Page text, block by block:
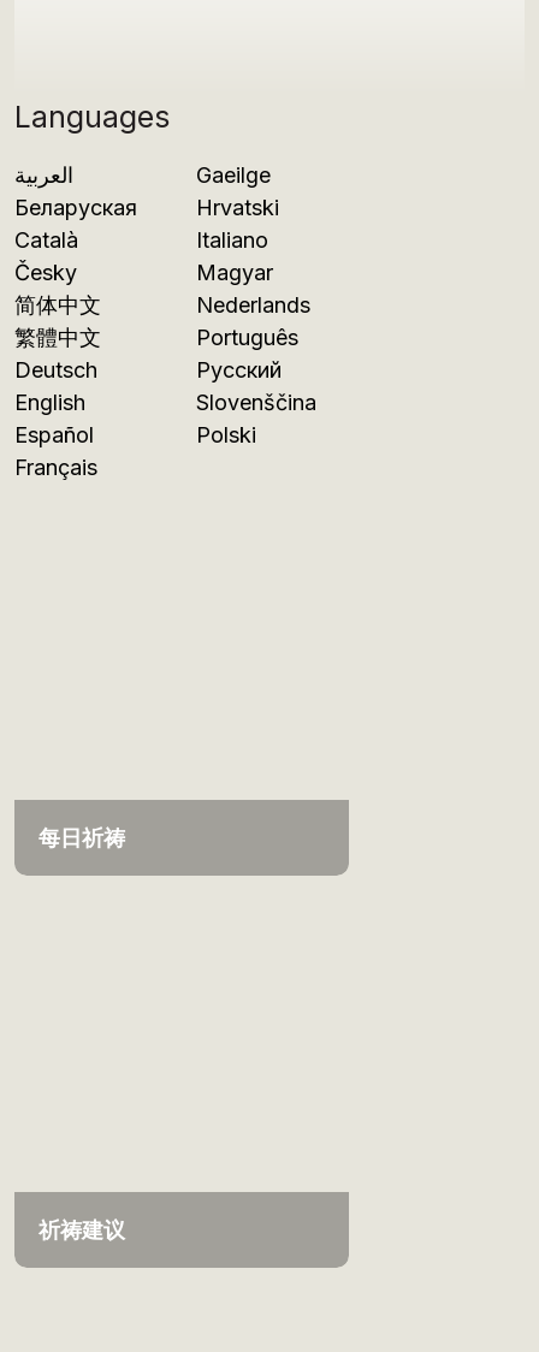
Languages
العربية
Беларуская
Català
Česky
简体中文
繁體中文
Deutsch
English
Español
Français
Gaeilge
Hrvatski
Italiano
Magyar
Nederlands
Português
Русский
Slovenščina
Polski
每日祈祷
祈祷建议